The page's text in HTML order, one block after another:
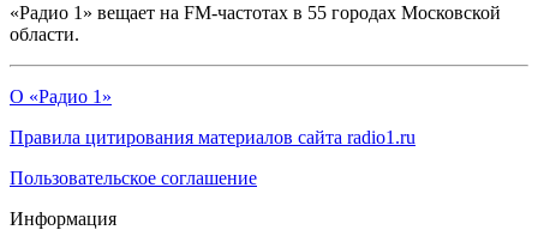
«Радио 1» вещает на FM-частотах в 55 городах Московской
области.
О «Радио 1»
Правила цитирования материалов сайта radio1.ru
Пользовательское соглашение
Информация